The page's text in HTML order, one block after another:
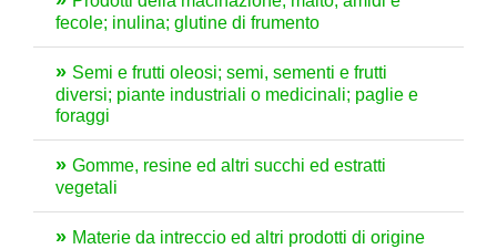
fecole; inulina; glutine di frumento
Semi e frutti oleosi; semi, sementi e frutti
diversi; piante industriali o medicinali; paglie e
foraggi
Gomme, resine ed altri succhi ed estratti
vegetali
Materie da intreccio ed altri prodotti di origine